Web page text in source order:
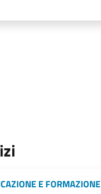
E FORMAZIONE